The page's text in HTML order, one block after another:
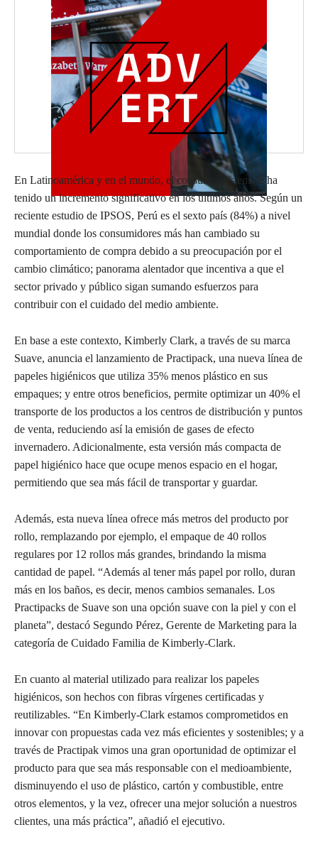
En Latinoamérica y en el mundo, el consumo sostenible ha
tenido un incremento significativo en los últimos años. Según un
reciente estudio de IPSOS, Perú es el sexto país (84%) a nivel
mundial donde los consumidores más han cambiado su
comportamiento de compra debido a su preocupación por el
cambio climático; panorama alentador que incentiva a que el
sector privado y público sigan sumando esfuerzos para
contribuir con el cuidado del medio ambiente.
En base a este contexto, Kimberly Clark, a través de su marca
Suave, anuncia el lanzamiento de Practipack, una nueva línea de
papeles higiénicos que utiliza 35% menos plástico en sus
empaques; y entre otros beneficios, permite optimizar un 40% el
transporte de los productos a los centros de distribución y puntos
de venta, reduciendo así la emisión de gases de efecto
invernadero. Adicionalmente, esta versión más compacta de
papel higiénico hace que ocupe menos espacio en el hogar,
permitiendo que sea más fácil de transportar y guardar.
Además, esta nueva línea ofrece más metros del producto por
rollo, remplazando por ejemplo, el empaque de 40 rollos
regulares por 12 rollos más grandes, brindando la misma
cantidad de papel. “Además al tener más papel por rollo, duran
más en los baños, es decir, menos cambios semanales. Los
Practipacks de Suave son una opción suave con la piel y con el
planeta”, destacó Segundo Pérez, Gerente de Marketing para la
categoría de Cuidado Familia de Kimberly-Clark.
En cuanto al material utilizado para realizar los papeles
higiénicos, son hechos con fibras vírgenes certificadas y
reutilizables. “En Kimberly-Clark estamos comprometidos en
innovar con propuestas cada vez más eficientes y sostenibles; y a
través de Practipak vimos una gran oportunidad de optimizar el
producto para que sea más responsable con el medioambiente,
disminuyendo el uso de plástico, cartón y combustible, entre
otros elementos, y la vez, ofrecer una mejor solución a nuestros
clientes, una más práctica”, añadió el ejecutivo.